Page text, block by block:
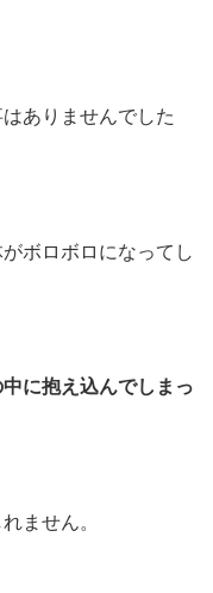
ありませんでした
ボロボロになってし
に抱え込んでしまっ
ません。